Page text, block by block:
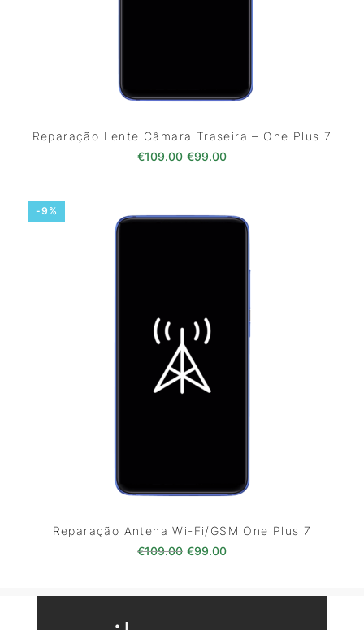
Reparação Lente Câmara Traseira – One Plus 7
€109.00 O preço original era:
€99.00O preço atual é:
-9%
Reparação Antena Wi-Fi/GSM One Plus 7
€109.00 O preço original era:
€99.00O preço atual é: